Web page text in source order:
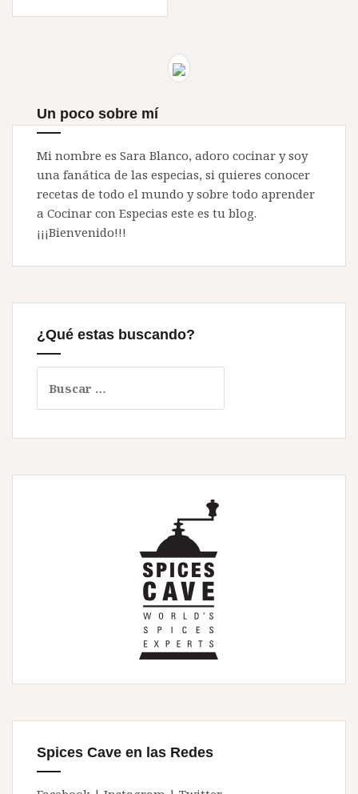
de
Un poco sobre mí
Mi nombre es Sara Blanco, adoro cocinar y soy
una fanática de las especias, si quieres conocer
recetas de todo el mundo y sobre todo aprender
a Cocinar con Especias este es tu blog.
¡¡¡Bienvenido!!!
¿Qué estas buscando?
Spices Cave en las Redes